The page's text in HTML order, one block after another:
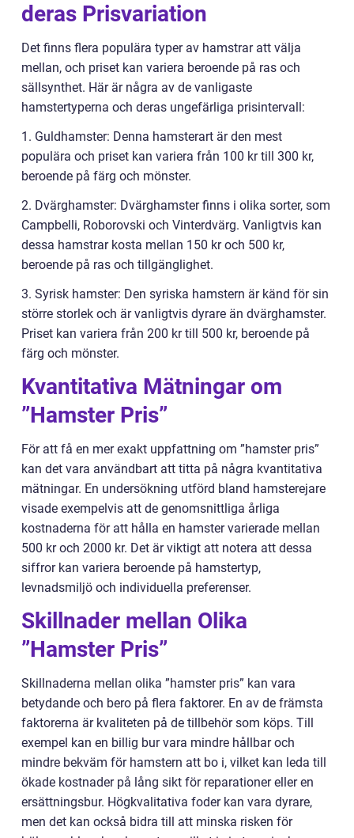
deras Prisvariation
Det finns flera populära typer av hamstrar att välja
mellan, och priset kan variera beroende på ras och
sällsynthet. Här är några av de vanligaste
hamstertyperna och deras ungefärliga prisintervall:
1. Guldhamster: Denna hamsterart är den mest
populära och priset kan variera från 100 kr till 300 kr,
beroende på färg och mönster.
2. Dvärghamster: Dvärghamster finns i olika sorter, som
Campbelli, Roborovski och Vinterdvärg. Vanligtvis kan
dessa hamstrar kosta mellan 150 kr och 500 kr,
beroende på ras och tillgänglighet.
3. Syrisk hamster: Den syriska hamstern är känd för sin
större storlek och är vanligtvis dyrare än dvärghamster.
Priset kan variera från 200 kr till 500 kr, beroende på
färg och mönster.
Kvantitativa Mätningar om
”Hamster Pris”
För att få en mer exakt uppfattning om ”hamster pris”
kan det vara användbart att titta på några kvantitativa
mätningar. En undersökning utförd bland hamsterejare
visade exempelvis att de genomsnittliga årliga
kostnaderna för att hålla en hamster varierade mellan
500 kr och 2000 kr. Det är viktigt att notera att dessa
siffror kan variera beroende på hamstertyp,
levnadsmiljö och individuella preferenser.
Skillnader mellan Olika
”Hamster Pris”
Skillnaderna mellan olika ”hamster pris” kan vara
betydande och bero på flera faktorer. En av de främsta
faktorerna är kvaliteten på de tillbehör som köps. Till
exempel kan en billig bur vara mindre hållbar och
mindre bekväm för hamstern att bo i, vilket kan leda till
ökade kostnader på lång sikt för reparationer eller en
ersättningsbur. Högkvalitativa foder kan vara dyrare,
men det kan också bidra till att minska risken för